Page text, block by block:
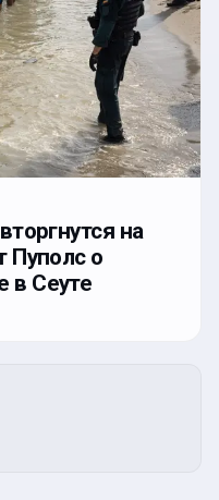
на
Пуполс о
в Сеуте